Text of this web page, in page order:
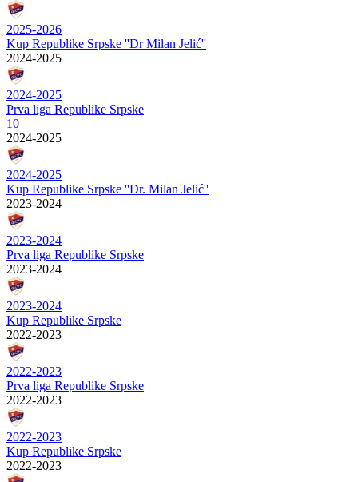
2025-2026
Kup Republike Srpske ''Dr Milan Jelić''
2024-2025
2024-2025
Prva liga Republike Srpske
10
2024-2025
2024-2025
Kup Republike Srpske ''Dr. Milan Jelić''
2023-2024
2023-2024
Prva liga Republike Srpske
2023-2024
2023-2024
Kup Republike Srpske
2022-2023
2022-2023
Prva liga Republike Srpske
2022-2023
2022-2023
Kup Republike Srpske
2022-2023